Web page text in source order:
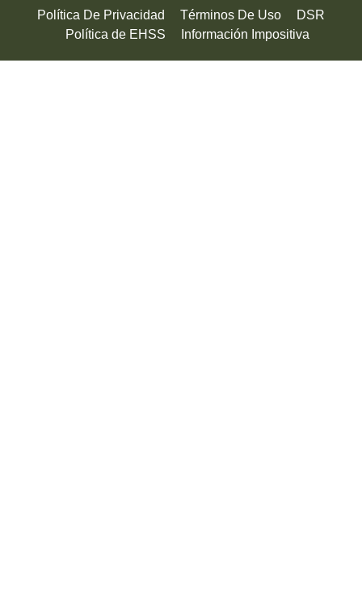
Política De Privacidad Términos De Uso
DSR
Política de EHSS
Información Impositiva